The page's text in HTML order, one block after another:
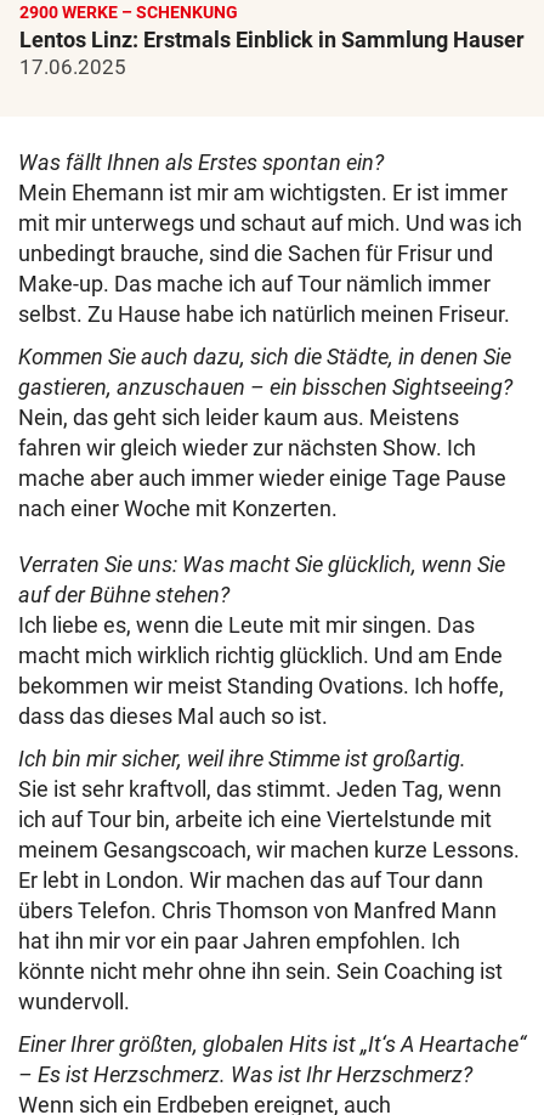
2900 WERKE – SCHENKUNG
Lentos Linz: Erstmals Einblick in Sammlung Hauser
17.06.2025
Was fällt Ihnen als Erstes spontan ein?
Mein Ehemann ist mir am wichtigsten. Er ist immer
mit mir unterwegs und schaut auf mich. Und was ich
unbedingt brauche, sind die Sachen für Frisur und
Make-up. Das mache ich auf Tour nämlich immer
selbst. Zu Hause habe ich natürlich meinen Friseur.
Kommen Sie auch dazu, sich die Städte, in denen Sie
gastieren, anzuschauen – ein bisschen Sightseeing?
Nein, das geht sich leider kaum aus. Meistens
fahren wir gleich wieder zur nächsten Show. Ich
mache aber auch immer wieder einige Tage Pause
nach einer Woche mit Konzerten.
Verraten Sie uns: Was macht Sie glücklich, wenn Sie
auf der Bühne stehen?
Ich liebe es, wenn die Leute mit mir singen. Das
macht mich wirklich richtig glücklich. Und am Ende
bekommen wir meist Standing Ovations. Ich hoffe,
dass das dieses Mal auch so ist.
Ich bin mir sicher, weil ihre Stimme ist großartig.
Sie ist sehr kraftvoll, das stimmt. Jeden Tag, wenn
ich auf Tour bin, arbeite ich eine Viertelstunde mit
meinem Gesangscoach, wir machen kurze Lessons.
Er lebt in London. Wir machen das auf Tour dann
übers Telefon. Chris Thomson von Manfred Mann
hat ihn mir vor ein paar Jahren empfohlen. Ich
könnte nicht mehr ohne ihn sein. Sein Coaching ist
wundervoll.
Einer Ihrer größten, globalen Hits ist „It‘s A Heartache“
– Es ist Herzschmerz. Was ist Ihr Herzschmerz?
Wenn sich ein Erdbeben ereignet, auch